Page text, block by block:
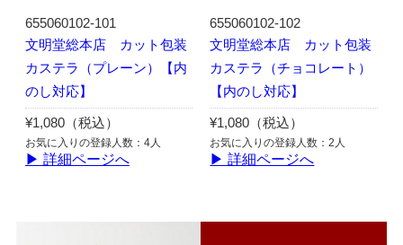
655060102-101
文明堂総本店 カット包装
カステラ（プレーン）【内
のし対応】
¥1,080（税込）
お気に入りの登録人数：4人
▶ 詳細ページへ
655060102-102
文明堂総本店 カット包装
カステラ（チョコレート）
【内のし対応】
¥1,080（税込）
お気に入りの登録人数：2人
▶ 詳細ページへ